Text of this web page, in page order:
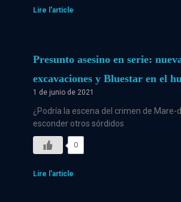
Lire l'article
Presunto asesino en serie:
excavaciones y Bluestar en el
1 de junio de 2021
¿Podría la escena del crimen de Mare-
esconder otros sórdidos
0
Lire l'article